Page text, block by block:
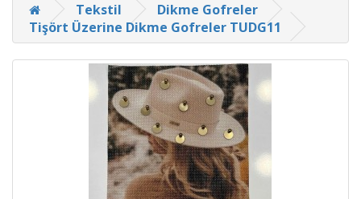
Tekstil
Dikme Gofreler
Tişört Üzerine Dikme Gofreler TUDG11